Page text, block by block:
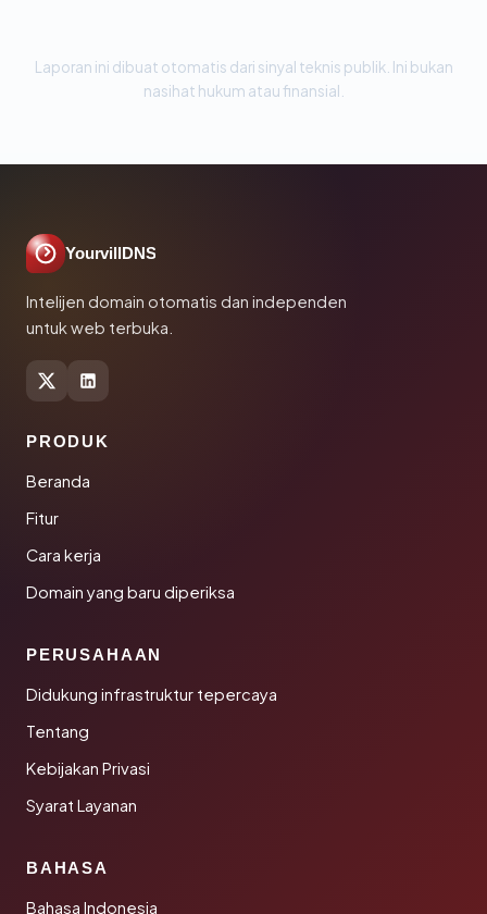
Laporan ini dibuat otomatis dari sinyal teknis publik. Ini bukan
nasihat hukum atau finansial.
YourvillDNS
Intelijen domain otomatis dan independen
untuk web terbuka.
PRODUK
Beranda
Fitur
Cara kerja
Domain yang baru diperiksa
PERUSAHAAN
Didukung infrastruktur tepercaya
Tentang
Kebijakan Privasi
Syarat Layanan
BAHASA
Bahasa Indonesia